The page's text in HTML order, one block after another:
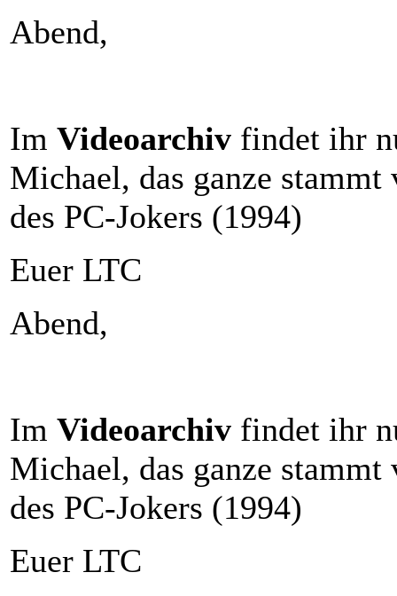
Abend,
Im Videoarchiv findet ihr
Michael, das ganze
des PC-Jokers (1994)
Euer LTC
Abend,
Im Videoarchiv findet ihr
Michael, das ganze
des PC-Jokers (1994)
Euer LTC